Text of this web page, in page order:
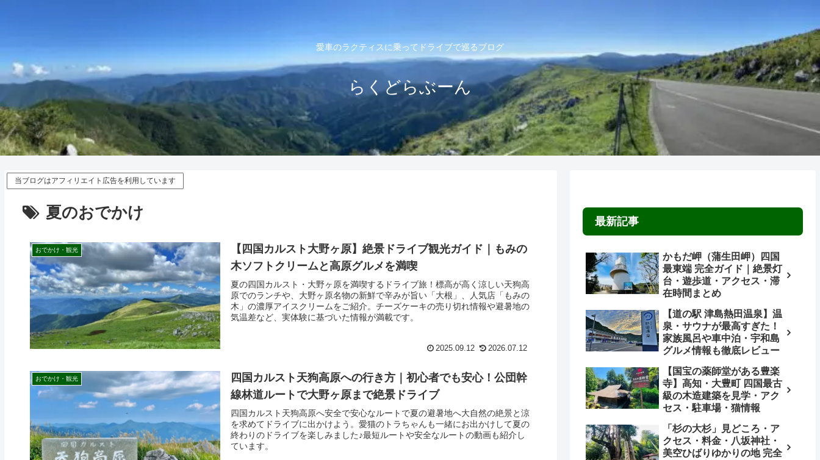
愛車のラクティスに乗ってドライブで巡るブログ
らくどらぶーん
当ブログはアフィリエイト広告を利用しています
夏のおでかけ
おでかけ・観光
【四国カルスト大野ヶ原】絶景ドライブ観光ガイド｜もみの
木ソフトクリームと高原グルメを満喫
夏の四国カルスト・大野ヶ原を満喫するドライブ旅！標高が高く涼しい天狗高
原でのランチや、大野ヶ原名物の新鮮で辛みが旨い「大根」、人気店「もみの
木」の濃厚アイスクリームをご紹介。チーズケーキの売り切れ情報や避暑地の
気温差など、実体験に基づいた情報が満載です。
2025.09.12 2026.07.12
おでかけ・観光
四国カルスト天狗高原への行き方｜初心者でも安心！公団幹
線林道ルートで大野ヶ原まで絶景ドライブ
四国カルスト天狗高原へ安全で安心なルートで夏の避暑地へ大自然の絶景と涼
を求めてドライブに出かけよう。愛猫のトラちゃんも一緒にお出かけして夏の
終わりのドライブを楽しみました♪最短ルートや安全なルートの動画も紹介し
ています。
最新記事
かもだ岬（蒲生田岬）四国
最東端 完全ガイド｜絶景灯
台・遊歩道・アクセス・滞
在時間まとめ
【道の駅 津島熱田温泉】温
泉・サウナが最高すぎた！
家族風呂や車中泊・宇和島
グルメ情報も徹底レビュー
【国宝の薬師堂がある豊楽
寺】高知・大豊町 四国最古
級の木造建築を見学・アク
セス・駐車場・猫情報
「杉の大杉」見どころ・ア
クセス・料金・八坂神社・
美空ひばりゆかりの地 完全